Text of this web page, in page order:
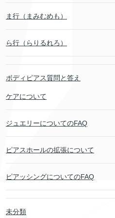
ま行（まみむめも）
ら行（らりるれろ）
ボディピアス質問と答え
ケアについて
ジュエリーについてのFAQ
ピアスホールの拡張について
ピアッシングについてのFAQ
未分類